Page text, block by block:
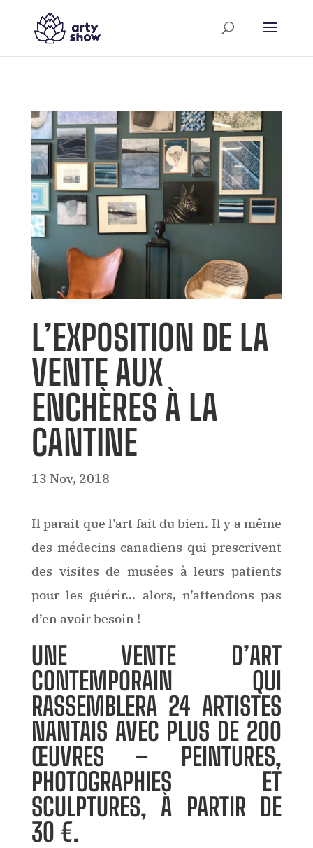
L’EXPOSITION DE LA
VENTE AUX
ENCHÈRES À LA
CANTINE
13 Nov, 2018
Il parait que l’art fait du bien. Il y a même
des médecins canadiens qui prescrivent
des visites de musées à leurs patients
pour les guérir… alors, n’attendons pas
d’en avoir besoin !
UNE VENTE D’ART
CONTEMPORAIN QUI
RASSEMBLERA 24 ARTISTES
NANTAIS AVEC PLUS DE 200
ŒUVRES – PEINTURES,
PHOTOGRAPHIES ET
SCULPTURES, À PARTIR DE
30 €.